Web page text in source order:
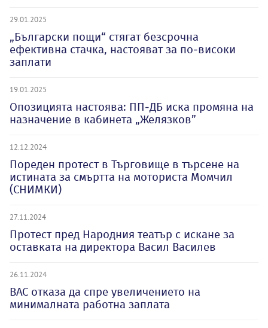
29.01.2025
„Български пощи“ стягат безсрочна
ефективна стачка, настояват за по-високи
заплати
19.01.2025
Опозицията настоява: ПП-ДБ иска промяна на
назначение в кабинета „Желязков”
12.12.2024
Пореден протест в Търговище в търсене на
истината за смъртта на моториста Момчил
(СНИМКИ)
27.11.2024
Протест пред Народния театър с искане за
оставката на директора Васил Василев
26.11.2024
ВАС отказа да спре увеличението на
минималната работна заплата